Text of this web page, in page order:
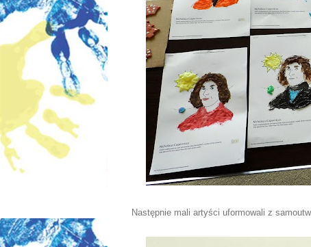
Następnie mali artyści uformowali z